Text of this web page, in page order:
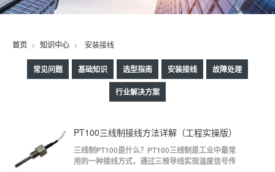
安
首页 > 知识中心 > 安装接线
常见问题 基础知识 选型指南 安装接线 故障处理
行业解决方案
PT100三线制接线方法详解（工程实操版）
三线制PT100是什么？PT100三线制是工业中最常
用的一种接线方式，通过三根导线实现温度信号传